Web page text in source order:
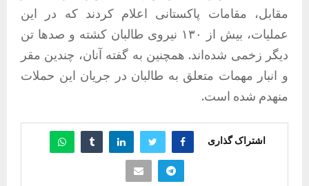
مقابل، مقامات پاکستانی اعلام کردند که در این
عملیات، بیش از ۱۳۰ نیروی طالبان کشته و صدها تن
دیگر زخمی شده‌اند. همچنین به گفته آنان، چندین مقر
و انبار مهمات متعلق به طالبان در جریان این حملات
منهدم شده است.
اشتراک گذاری